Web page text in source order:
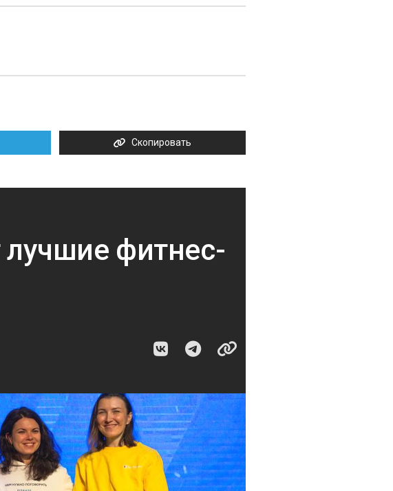
Скопировать
лучшие фитнес-